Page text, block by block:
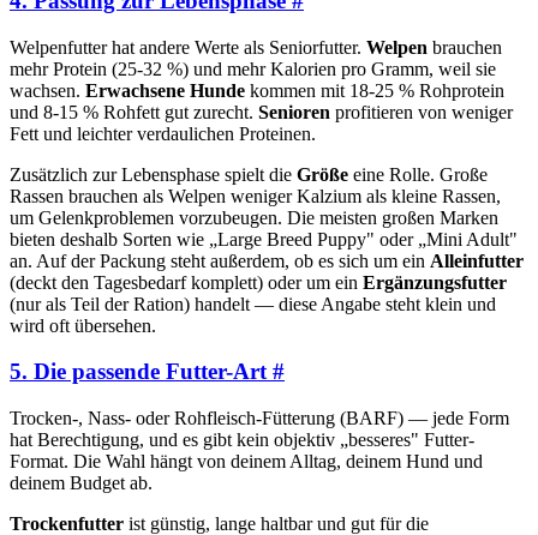
Welpenfutter hat andere Werte als Seniorfutter. Welpen brauchen
mehr Protein (25-32 %) und mehr Kalorien pro Gramm, weil sie
wachsen. Erwachsene Hunde kommen mit 18-25 % Rohprotein
und 8-15 % Rohfett gut zurecht. Senioren profitieren von weniger
Fett und leichter verdaulichen Proteinen.
Zusätzlich zur Lebensphase spielt die Größe eine Rolle. Große
Rassen brauchen als Welpen weniger Kalzium als kleine Rassen,
um Gelenkproblemen vorzubeugen. Die meisten großen Marken
bieten deshalb Sorten wie „Large Breed Puppy" oder „Mini Adult"
an. Auf der Packung steht außerdem, ob es sich um ein Alleinfutter
(deckt den Tagesbedarf komplett) oder um ein Ergänzungsfutter
(nur als Teil der Ration) handelt — diese Angabe steht klein und
wird oft übersehen.
5. Die passende Futter-Art#
Trocken-, Nass- oder Rohfleisch-Fütterung (BARF) — jede Form
hat Berechtigung, und es gibt kein objektiv „besseres" Futter-
Format. Die Wahl hängt von deinem Alltag, deinem Hund und
deinem Budget ab.
Trockenfutter ist günstig, lange haltbar und gut für die